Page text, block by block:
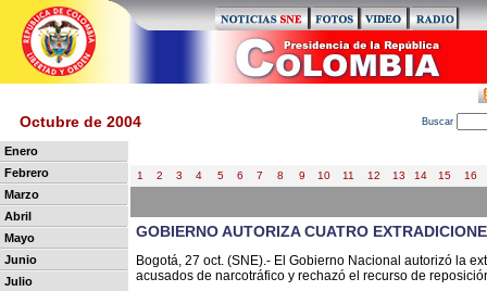
Octubre de 2004 Buscar
Enero
Febrero
Marzo
Abril
Mayo
Junio
Julio
1 2 3 4 5 6 7 8 9 10 11 12 13 14 15 16
GOBIERNO AUTORIZA CUATRO
Bogotá, 27 oct. (SNE).- El Gobierno Nacional autorizó la
acusados de narcotráfico y rechazó el recurso de